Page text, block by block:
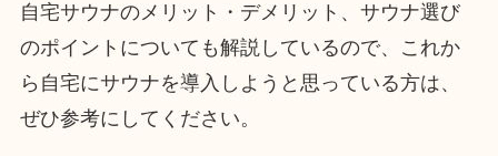
自宅サウナのメリット・デメリット、サウナ選び
のポイントについても解説しているので、これか
ら自宅にサウナを導入しようと思っている方は、
ぜひ参考にしてください。